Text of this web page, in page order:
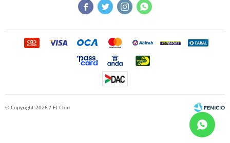
   
© Copyright 2026 / El Clon